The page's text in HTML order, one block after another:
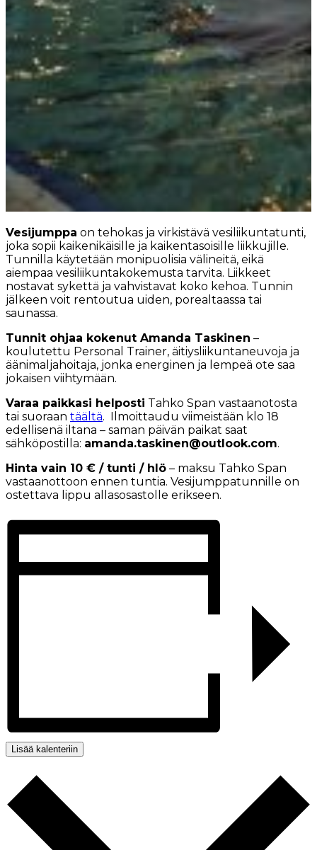
Vesijumppa on tehokas ja virkistävä vesiliikuntatunti,
joka sopii kaikenikäisille ja kaikentasoisille liikkujille.
Tunnilla käytetään monipuolisia välineitä, eikä
aiempaa vesiliikuntakokemusta tarvita. Liikkeet
nostavat sykettä ja vahvistavat koko kehoa. Tunnin
jälkeen voit rentoutua uiden, porealtaassa tai
saunassa.
Tunnit ohjaa kokenut Amanda Taskinen –
koulutettu Personal Trainer, äitiysliikuntaneuvoja ja
äänimaljahoitaja, jonka energinen ja lempeä ote saa
jokaisen viihtymään.
Varaa paikkasi helposti Tahko Span vastaanotosta
tai suoraan täältä. Ilmoittaudu viimeistään klo 18
edellisenä iltana – saman päivän paikat saat
sähköpostilla: amanda.taskinen@outlook.com.
Hinta vain 10 € / tunti / hlö – maksu Tahko Span
vastaanottoon ennen tuntia. Vesijumppatunnille on
ostettava lippu allasosastolle erikseen.
Lisää kalenteriin